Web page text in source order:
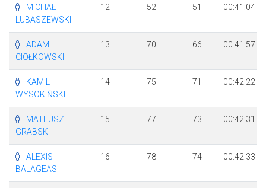
MICHAŁ
LUBASZEWSKI
12 52 51 00:41:04
ADAM
CIOŁKOWSKI
13 70 66 00:41:57
KAMIL
WYSOKIŃSKI
14 75 71 00:42:22
MATEUSZ
GRABSKI
15 77 73 00:42:31
ALEXIS
BALAGEAS
16 78 74 00:42:33